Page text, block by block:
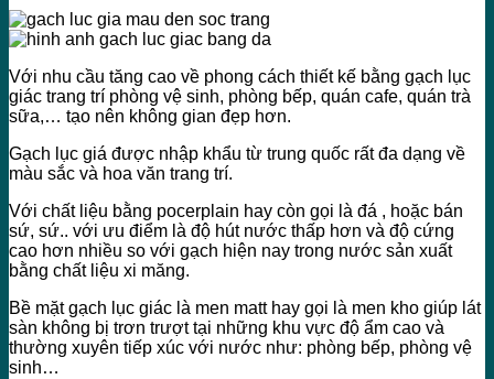
Với nhu cầu tăng cao về phong cách thiết kế bằng gạch lục
giác trang trí phòng vệ sinh, phòng bếp, quán cafe, quán trà
sữa,… tạo nên không gian đẹp hơn.
Gạch lục giá được nhập khẩu từ trung quốc rất đa dạng về
màu sắc và hoa văn trang trí.
Với chất liệu bằng pocerplain hay còn gọi là đá , hoặc bán
sứ, sứ.. với ưu điểm là độ hút nước thấp hơn và độ cứng
cao hơn nhiều so với gạch hiện nay trong nước sản xuất
bằng chất liệu xi măng.
Bề mặt gạch lục giác là men matt hay gọi là men kho giúp lát
sàn không bị trơn trượt tại những khu vực độ ẩm cao và
thường xuyên tiếp xúc với nước như: phòng bếp, phòng vệ
sinh…